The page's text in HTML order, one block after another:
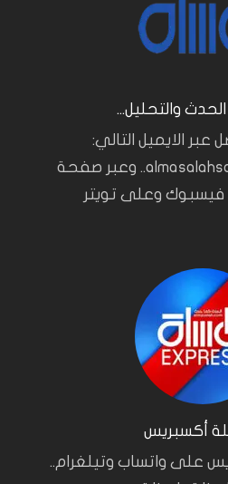
والتحليل...
عبر الايميل التالي:
almasalahsources@gmail.com.. وعبر صفحة
فيسبوك وعلى تويتر
أكسبريس
على واتساب وتيلغرام..